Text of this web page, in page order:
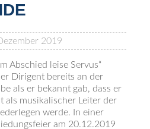
2019
Abschied leise Servus“
Dirigent bereits an der
als er bekannt gab, dass er
als musikalischer Leiter der
werde. In einer
am 20.12.2019